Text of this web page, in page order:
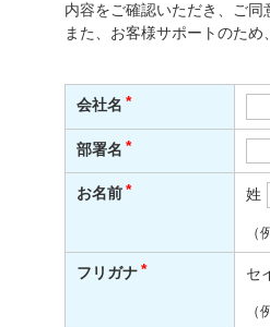
内容をご確認いただき、ご
また、お客様サポートのた